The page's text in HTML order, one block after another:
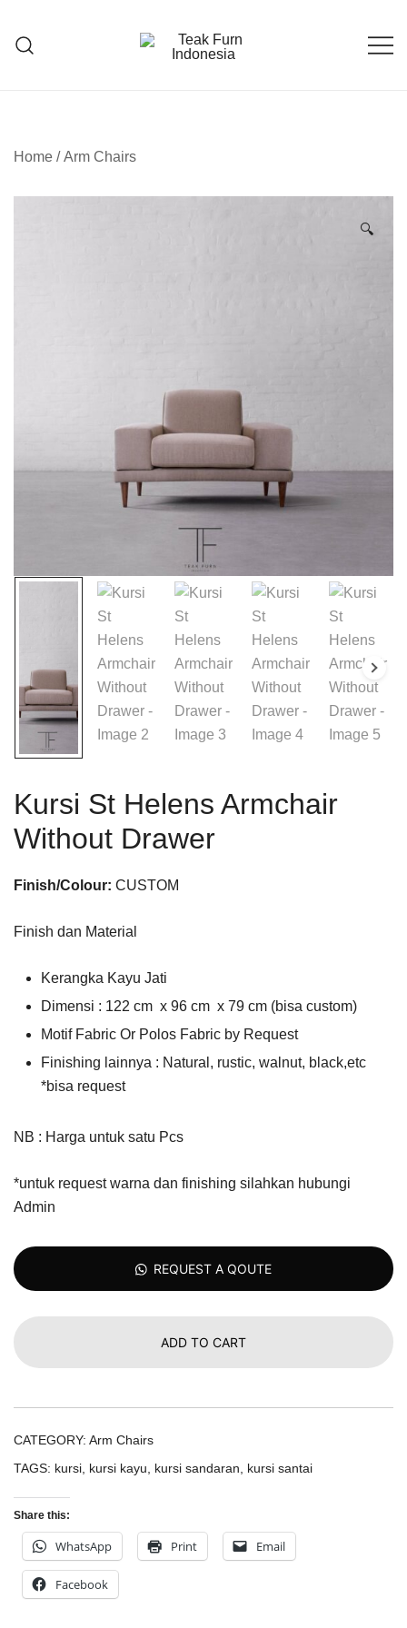
Home /Arm Chairs
🔍
Kursi St Helens Armchair
Without Drawer
Finish/Colour: CUSTOM
Finish dan Material
Kerangka Kayu Jati
Dimensi : 122 cm x 96 cm x 79 cm (bisa custom)
Motif Fabric Or Polos Fabric by Request
Finishing lainnya : Natural, rustic, walnut, black,etc
*bisa request
NB : Harga untuk satu Pcs
*untuk request warna dan finishing silahkan hubungi
Admin
REQUEST A QOUTE
ADD TO CART
CATEGORY: Arm Chairs
TAGS: kursi kursi kayu kursi sandaran kursi santai
Share this:
WhatsApp Print Email
Facebook